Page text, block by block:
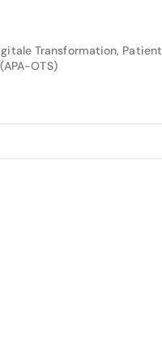
Transformation, Patient
OTS)